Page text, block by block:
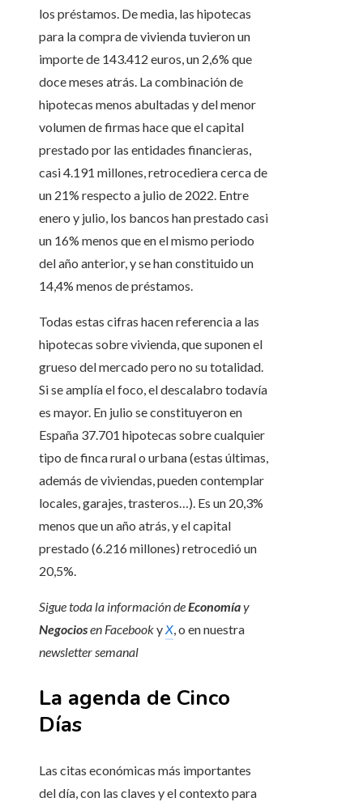
los préstamos. De media, las hipotecas
para la compra de vivienda tuvieron un
importe de 143.412 euros, un 2,6% que
doce meses atrás. La combinación de
hipotecas menos abultadas y del menor
volumen de firmas hace que el capital
prestado por las entidades financieras,
casi 4.191 millones, retrocediera cerca de
un 21% respecto a julio de 2022. Entre
enero y julio, los bancos han prestado casi
un 16% menos que en el mismo periodo
del año anterior, y se han constituido un
14,4% menos de préstamos.
Todas estas cifras hacen referencia a las
hipotecas sobre vivienda, que suponen el
grueso del mercado pero no su totalidad.
Si se amplía el foco, el descalabro todavía
es mayor. En julio se constituyeron en
España 37.701 hipotecas sobre cualquier
tipo de finca rural o urbana (estas últimas,
además de viviendas, pueden contemplar
locales, garajes, trasteros…). Es un 20,3%
menos que un año atrás, y el capital
prestado (6.216 millones) retrocedió un
20,5%.
Sigue toda la información deEconomíay
Negociosen FacebookyX, o en nuestra
newsletter semanal
La agenda de Cinco
Días
Las citas económicas más importantes
del día, con las claves y el contexto para